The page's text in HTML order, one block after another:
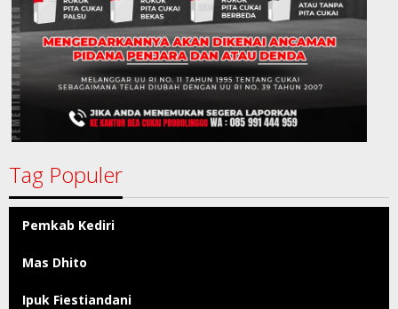
Tag Populer
Pemkab Kediri
Mas Dhito
Ipuk Fiestiandani